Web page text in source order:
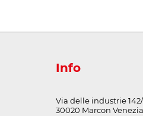
Info
Via delle industrie
30020 Marcon